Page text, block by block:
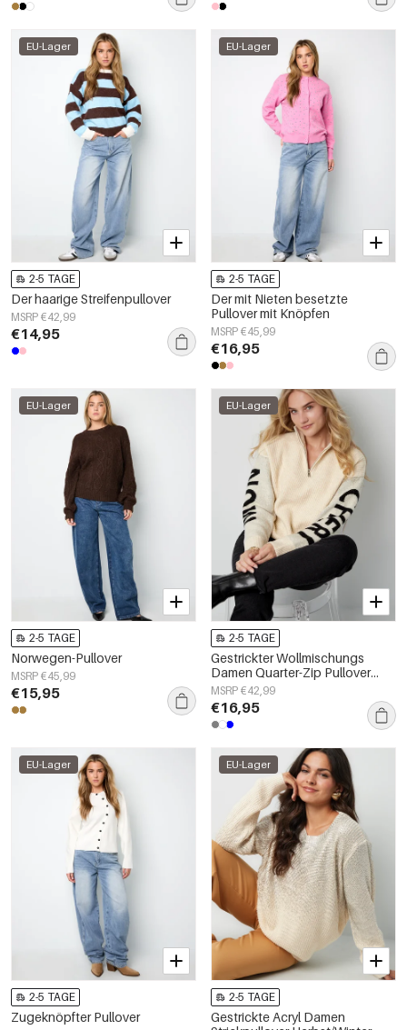
EU-Lager
2-5 TAGE
Der haarige Streifenpullover
MSRP €42,99
€14,95
EU-Lager
2-5 TAGE
Der mit Nieten besetzte
Pullover mit Knöpfen
MSRP €45,99
€16,95
EU-Lager
2-5 TAGE
Norwegen-Pullover
MSRP €45,99
€15,95
EU-Lager
2-5 TAGE
Gestrickter Wollmischungs
Damen Quarter-Zip Pullover
Grafisches Ärmeldesign
MSRP €42,99
€16,95
EU-Lager
2-5 TAGE
Zugeknöpfter Pullover
EU-Lager
2-5 TAGE
Gestrickte Acryl Damen